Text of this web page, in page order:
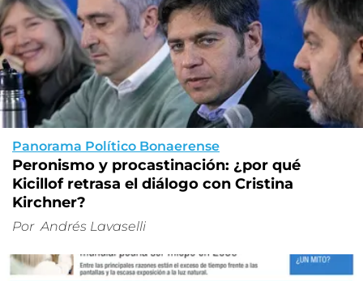
Panorama Político Bonaerense
Peronismo y procastinación: ¿por qué
Kicillof retrasa el diálogo con Cristina
Kirchner?
Por Andrés Lavaselli